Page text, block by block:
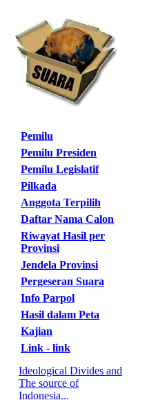
Pemilu
Pemilu Presiden
Pemilu Legislatif
Pilkada
Anggota Terpilih
Daftar Nama Calon
Riwayat Hasil per
Provinsi
Jendela Provinsi
Pergeseran Suara
Info Parpol
Hasil dalam Peta
Kajian
Link - link
Ideological Divides and
The source of
Indonesia...